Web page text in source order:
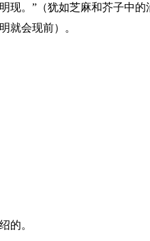
现。”（犹如芝麻和芥子中
就会现前）。
的。